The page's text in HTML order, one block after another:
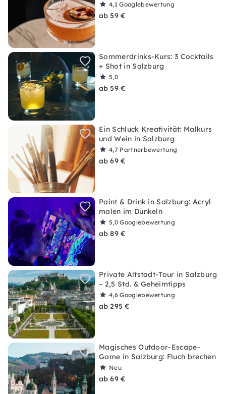
4,1Googlebewertung
ab 59 €
Sommerdrinks-Kurs: 3 Cocktails
+ Shot in Salzburg
5,0
ab 59 €
Ein Schluck Kreativität: Malkurs
und Wein in Salzburg
4,7 Partnerbewertung
ab 69 €
Paint & Drink in Salzburg: Acryl
malen im Dunkeln
5,0Googlebewertung
ab 89 €
Private Altstadt-Tour in Salzburg
– 2,5 Std. & Geheimtipps
4,6Googlebewertung
ab 295 €
Magisches Outdoor-Escape-
Game in Salzburg: Fluch brechen
Neu
ab 69 €